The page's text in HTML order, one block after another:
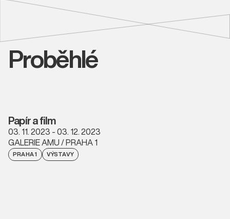
Proběhlé
Papír a film
03. 11. 2023 - 03. 12. 2023
GALERIE AMU / PRAHA 1
PRAHA 1 VÝSTAVY